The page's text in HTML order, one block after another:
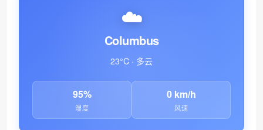
❆
☁️
Columbus
23°C · 多云
95%
湿度
0 km/h
风速